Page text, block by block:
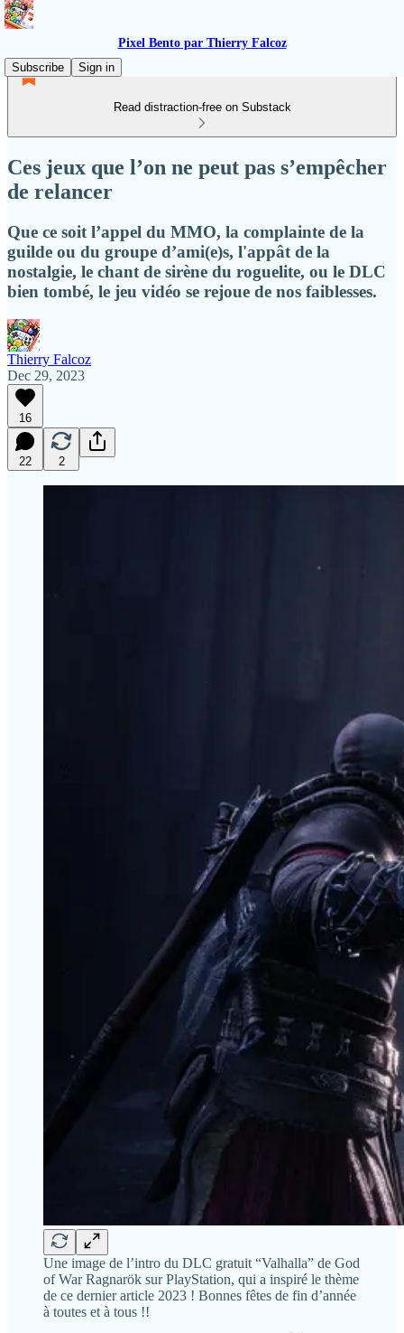
Pixel Bento par Thierry Falcoz
Subscribe
Sign in
Read distraction-free on Substack
Ces jeux que l’on ne peut pas s’empêcher
de relancer
Que ce soit l’appel du MMO, la complainte de la
guilde ou du groupe d’ami(e)s, l'appât de la
nostalgie, le chant de sirène du roguelite, ou le DLC
bien tombé, le jeu vidéo se rejoue de nos faiblesses.
Thierry Falcoz
Dec 29, 2023
16
22 2
Une image de l’intro du DLC gratuit “Valhalla” de God
of War Ragnarök sur PlayStation, qui a inspiré le thème
de ce dernier article 2023 ! Bonnes fêtes de fin d’année
à toutes et à tous !!